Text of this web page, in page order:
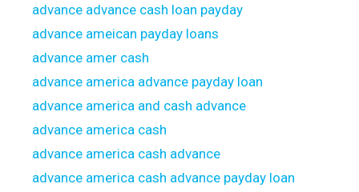
advance advance cash loan payday
advance ameican payday loans
advance amer cash
advance america advance payday loan
advance america and cash advance
advance america cash
advance america cash advance
advance america cash advance payday loan